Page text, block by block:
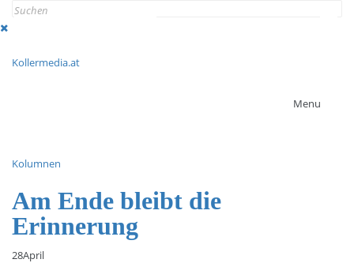
Search
Kollermedia.at
Menu
Kolumnen
Am Ende bleibt die
Erinnerung
28April